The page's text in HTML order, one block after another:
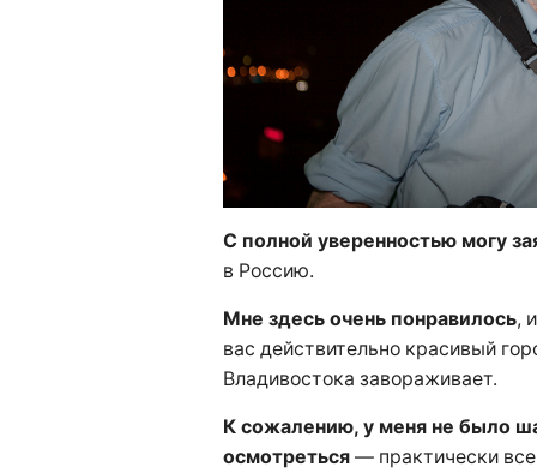
С полной уверенностью могу
в Россию.
Мне здесь очень понравилось,
вас действительно красивый
Владивостока завораживает.
К сожалению, у меня не было
осмотреться— практически